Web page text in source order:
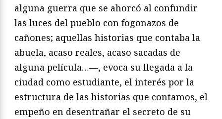
alguna guerra que se ahorcó al confundir
las luces del pueblo con fogonazos de
cañones; aquellas historias que contaba la
abuela, acaso reales, acaso sacadas de
alguna película…—, evoca su llegada a la
ciudad como estudiante, el interés por la
estructura de las historias que contamos, el
empeño en desentrañar el secreto de su